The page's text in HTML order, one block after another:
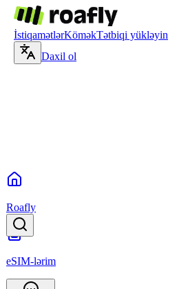
İstiqamətlərKöməkTətbiqi yükləyin
Daxil ol
Roafly
eSIM-lərim